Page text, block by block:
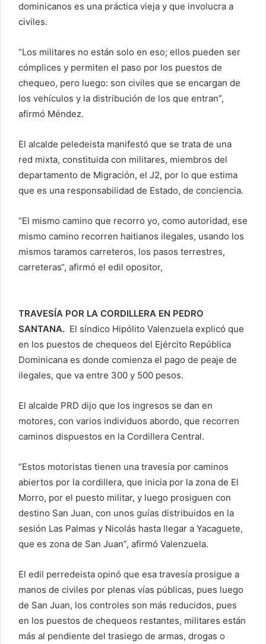
dominicanos es una práctica vieja y que involucra a
civiles.
“Los militares no están solo en eso; ellos pueden ser
cómplices y permiten el paso por los puestos de
chequeo, pero luego: son civiles que se encargan de
los vehículos y la distribución de los que entran”,
afirmó Méndez.
El alcalde peledeista manifestó que se trata de una
red mixta, constituida con militares, miembros del
departamento de Migración, el J2, por lo que estima
que es una responsabilidad de Estado, de conciencia.
“El mismo camino que recorro yo, como autoridad, ese
mismo camino recorren haitianos ilegales, usando los
mismos taramos carreteros, los pasos terrestres,
carreteras“, afirmó el edil opositor,
TRAVESÍA POR LA CORDILLERA EN PEDRO
SANTANA. El síndico Hipólito Valenzuela explicó que
en los puestos de chequeos del Ejército República
Dominicana es donde comienza el pago de peaje de
ilegales, que va entre 300 y 500 pesos.
El alcalde PRD dijo que los ingresos se dan en
motores, con varios individuos abordo, que recorren
caminos dispuestos en la Cordillera Central.
“Estos motoristas tienen una travesía por caminos
abiertos por la cordillera, que inicia por la zona de El
Morro, por el puesto militar, y luego prosiguen con
destino San Juan, con unos guías distribuidos en la
sesión Las Palmas y Nicolás hasta llegar a Yacaguete,
que es zona de San Juan”, afirmó Valenzuela.
El edil perredeista opinó que esa travesía prosigue a
manos de civiles por plenas vías públicas, pues luego
de San Juan, los controles son más reducidos, pues
en los puestos de chequeos restantes, militares están
más al pendiente del trasiego de armas, drogas o